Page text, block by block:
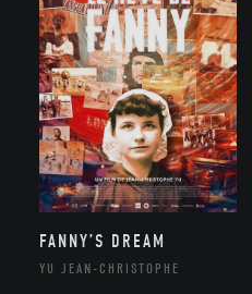
FANNY’S DREAM
YU JEAN-CHRISTOPHE